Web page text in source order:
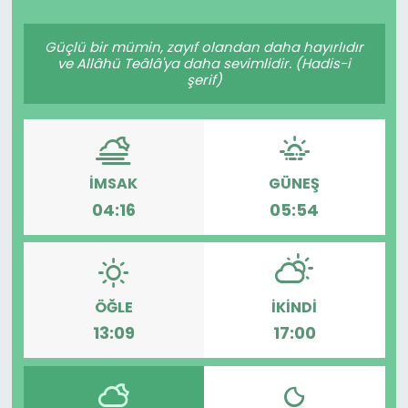
Güçlü bir mümin, zayıf olandan daha hayırlıdır
ve Allâhü Teâlâ'ya daha sevimlidir. (Hadis-i
şerif)
İMSAK
04:16
GÜNEŞ
05:54
ÖĞLE
13:09
İKINDI
17:00
Resmi İlanlar
Künye
Gizlilik Sözleşmesi
İletişim